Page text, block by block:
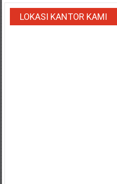
LOKASI KANTOR KAMI